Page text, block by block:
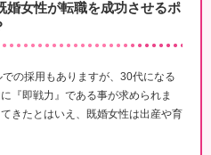
婚女性が転職を成功させるポ
の採用もありますが、30代になる
『即戦力』である事が求められま
きたとはいえ、既婚女性は出産や育